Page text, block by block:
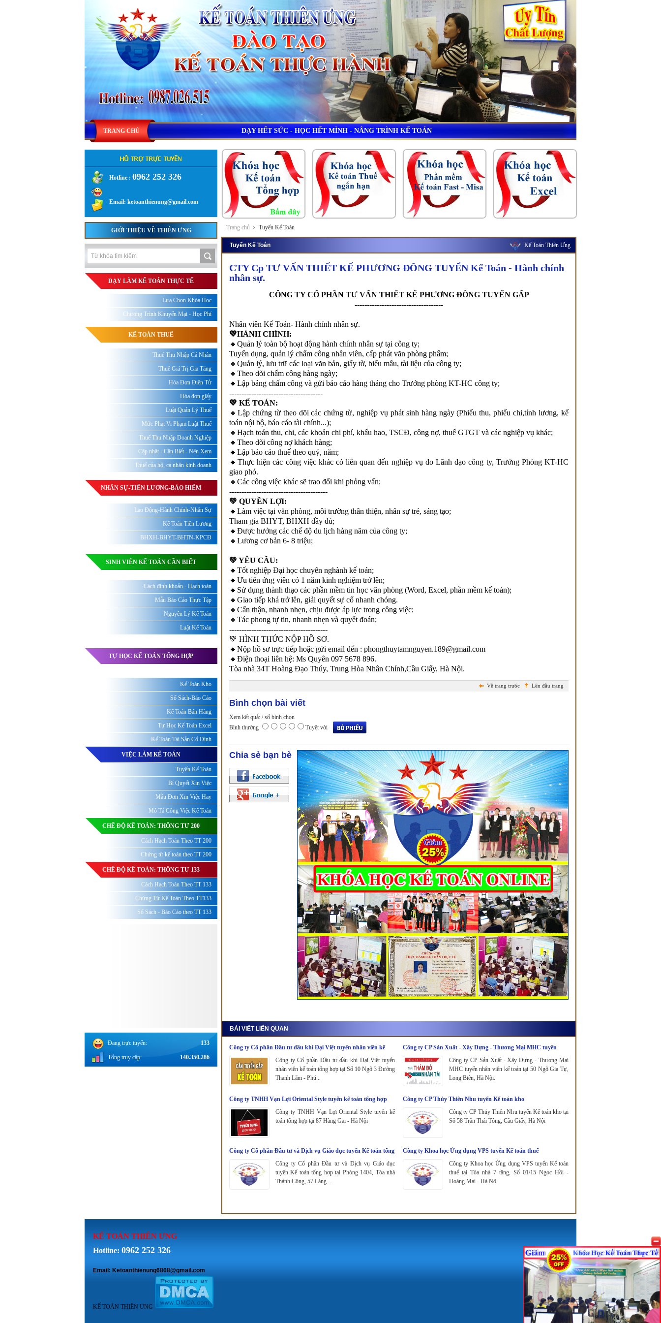
DẠY HẾT SỨC - HỌC HẾT MÌNH - NÂNG TRÌNH KẾ TOÁN
TRANG CHỦ
Trang chủ Tuyển Kế Toán
Tuyển Kế Toán Kế Toán Thiên Ưng
CTY Cp TƯ VẤN THIẾT KẾ PHƯƠNG ĐÔNG TUYỂN Kế Toán - Hành chính
nhân sự.
CÔNG TY CỔ PHẦN TƯ VẤN THIẾT KẾ PHƯƠNG ĐÔNG TUYỂN GẤP
------------------------------------
Nhân viên Kế Toán- Hành chính nhân sự.
💚HÀNH CHÍNH:
🔸Quản lý toàn bộ hoạt động hành chính nhân sự tại công ty;
Tuyển dụng, quản lý chấm công nhân viên, cấp phát văn phòng phẩm;
🔸Quản lý, lưu trữ các loại văn bản, giấy tờ, biểu mẫu, tài liệu của công ty;
🔸Theo dõi chấm công hàng ngày;
🔸Lập bảng chấm công và gửi báo cáo hàng tháng cho Trưởng phòng KT-HC công ty;
--------------------------------------
💚 KẾ TOÁN:
🔸Lập chứng từ theo dõi các chứng từ, nghiệp vụ phát sinh hàng ngày (Phiếu thu, phiếu chi,tính lương, kế
toán nội bộ, báo cáo tài chính...);
🔸Hạch toán thu, chi, các khoản chi phí, khấu hao, TSCĐ, công nợ, thuế GTGT và các nghiệp vụ khác;
🔸Theo dõi công nợ khách hàng;
🔸Lập báo cáo thuế theo quý, năm;
🔸Thực hiện các công việc khác có liên quan đến nghiệp vụ do Lãnh đạo công ty, Trưởng Phòng KT-HC
giao phó.
🔸Các công việc khác sẽ trao đổi khi phỏng vấn;
----------------------------------------
💚 QUYỀN LỢI:
🔸Làm việc tại văn phòng, môi trường thân thiện, nhân sự trẻ, sáng tạo;
Tham gia BHYT, BHXH đầy đủ;
🔸Được hưởng các chế độ du lịch hàng năm của công ty;
🔸Lương cơ bản 6- 8 triệu;
💚 YÊU CẦU:
🔸Tốt nghiệp Đại học chuyên nghành kế toán;
🔸Ưu tiên ứng viên có 1 năm kinh nghiệm trở lên;
🔸Sử dụng thành thạo các phần mềm tin học văn phòng (Word, Excel, phần mềm kế toán);
🔸Giao tiếp khá trở lên, giải quyết sự cố nhanh chóng.
🔸Cẩn thận, nhanh nhẹn, chịu được áp lực trong công việc;
🔸Tác phong tự tin, nhanh nhẹn và quyết đoán;
----------------------------------------
💚 HÌNH THỨC NỘP HỒ SƠ.
🔸Nộp hồ sơ trực tiếp hoặc gửi email đến : phongthuytamnguyen.189@gmail.com
🔸Điện thoại liên hệ: Ms Quyên 097 5678 896.
Tòa nhà 34T Hoàng Đạo Thúy, Trung Hòa Nhân Chính,Cầu Giấy, Hà Nội.
Lên đầu trang
Về trang trước
Bình chọn bài viết
Xem kết quả: / số bình chọn
Bình thường
Tuyệt vời
Chia sẻ bạn bè
BÀI VIẾT LIÊN QUAN
Công ty Cổ phần Đầu tư dầu khí Đại Việt tuyển nhân viên kế
Công ty Cổ phần Đầu tư dầu khí Đại Việt tuyển
nhân viên kế toán tổng hợp tại Số 10 Ngõ 3 Đường
Thanh Lãm - Phú...
Công ty CP Sản Xuất - Xây Dựng - Thương Mại MHC tuyển
Công ty CP Sản Xuất - Xây Dựng - Thương Mại
MHC tuyển nhân viên kế toán tại 50 Ngô Gia Tự,
Long Biên, Hà Nội.
Công ty TNHH Vạn Lợi Oriental Style tuyển kế toán tổng hợp
Công ty TNHH Vạn Lợi Oriental Style tuyển kế
toán tổng hợp tại 87 Hàng Gai - Hà Nội
Công ty CP Thủy Thiên Nhu tuyển Kế toán kho
Công ty CP Thủy Thiên Nhu tuyển Kế toán kho tại
Số 58 Trần Thái Tông, Cầu Giấy, Hà Nội
Công ty Cổ phần Đầu tư và Dịch vụ Giáo dục tuyển Kế toán tổng
Công ty Cổ phần Đầu tư và Dịch vụ Giáo dục
tuyển Kế toán tổng hợp tại Phòng 1404, Tòa nhà
Thành Công, 57 Láng ...
Công ty Khoa học Ứng dụng VPS tuyển Kế toán thuế
Công ty Khoa học Ứng dụng VPS tuyển Kế toán
thuế tại Tòa nhà 7 tầng, Số 01/15 Ngọc Hồi -
Hoàng Mai - Hà Nộ
Hotline : 0962 252 326
.
Email: ketoanthienung@gmail.com
GIỚI THIỆU VỀ THIÊN ƯNG
DẠY LÀM KẾ TOÁN THỰC TẾ
Lựa Chọn Khóa Học
Chương Trình Khuyến Mại - Học Phí
KẾ TOÁN THUẾ
Thuế Thu Nhập Cá Nhân
Thuế Giá Trị Gia Tăng
Hóa Đơn Điện Tử
Hóa đơn giấy
Luật Quản Lý Thuế
Mức Phạt Vi Phạm Luật Thuế
Thuế Thu Nhập Doanh Nghiệp
Cập nhật - Cần Biết - Nên Xem
Thuế của hộ, cá nhân kinh doanh
NHÂN SỰ-TIỀN LƯƠNG-BẢO HIỂM
Lao Động-Hành Chính-Nhân Sự
Kế Toán Tiền Lương
BHXH-BHYT-BHTN-KPCĐ
SINH VIÊN KẾ TOÁN CẦN BIẾT
Cách định khoản - Hạch toán
Mẫu Báo Cáo Thực Tập
Nguyên Lý Kế Toán
Luật Kế Toán
TỰ HỌC KẾ TOÁN TỔNG HỢP
Kế Toán Kho
Sổ Sách-Báo Cáo
Kế Toán Bán Hàng
Tự Học Kế Toán Excel
Kế Toán Tài Sản Cố Định
VIỆC LÀM KẾ TOÁN
Tuyển Kế Toán
Bí Quyết Xin Việc
Mẫu Đơn Xin Việc Hay
Mô Tả Công Việc Kế Toán
CHẾ ĐỘ KẾ TOÁN: THÔNG TƯ 200
Cách Hạch Toán Theo TT 200
Chứng từ kế toán theo TT 200
CHẾ ĐỘ KẾ TOÁN: THÔNG TƯ 133
Cách Hạch Toán Theo TT 133
Chứng Từ Kế Toán Theo TT133
Sổ Sách - Báo Cáo theo TT 133
Đang trực tuyến: 133
Tổng truy cập: 140.350.286
KẾ TOÁN THIÊN ƯNG
Hotline: 0962 252 326
Email: Ketoanthienung6868@gmail.com
KẾ TOÁN THIÊN ƯNG